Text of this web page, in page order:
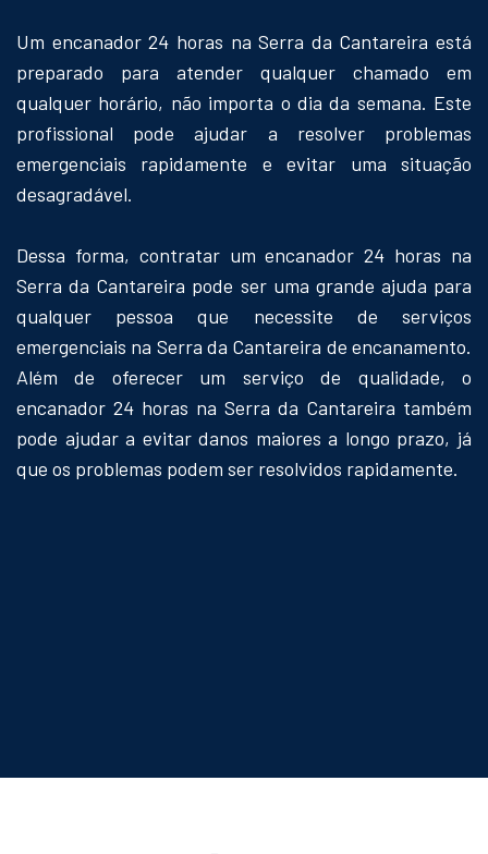
Um encanador 24 horas na Serra da Cantareira está
preparado para atender qualquer chamado em
qualquer horário, não importa o dia da semana. Este
profissional pode ajudar a resolver problemas
emergenciais rapidamente e evitar uma situação
desagradável.
Dessa forma, contratar um encanador 24 horas na
Serra da Cantareira pode ser uma grande ajuda para
qualquer pessoa que necessite de serviços
emergenciais na Serra da Cantareira de encanamento.
Além de oferecer um serviço de qualidade, o
encanador 24 horas na Serra da Cantareira também
pode ajudar a evitar danos maiores a longo prazo, já
que os problemas podem ser resolvidos rapidamente.